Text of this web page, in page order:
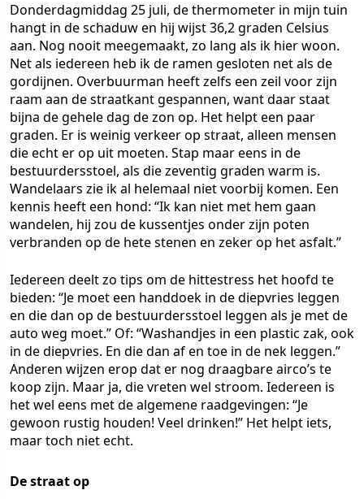
Donderdagmiddag 25 juli, de thermometer in mijn tuin
hangt in de schaduw en hij wijst 36,2 graden Celsius
aan. Nog nooit meegemaakt, zo lang als ik hier woon.
Net als iedereen heb ik de ramen gesloten net als de
gordijnen. Overbuurman heeft zelfs een zeil voor zijn
raam aan de straatkant gespannen, want daar staat
bijna de gehele dag de zon op. Het helpt een paar
graden. Er is weinig verkeer op straat, alleen mensen
die echt er op uit moeten. Stap maar eens in de
bestuurdersstoel, als die zeventig graden warm is.
Wandelaars zie ik al helemaal niet voorbij komen. Een
kennis heeft een hond: “Ik kan niet met hem gaan
wandelen, hij zou de kussentjes onder zijn poten
verbranden op de hete stenen en zeker op het asfalt.”
Iedereen deelt zo tips om de hittestress het hoofd te
bieden: “Je moet een handdoek in de diepvries leggen
en die dan op de bestuurdersstoel leggen als je met de
auto weg moet.” Of: “Washandjes in een plastic zak, ook
in de diepvries. En die dan af en toe in de nek leggen.”
Anderen wijzen erop dat er nog draagbare airco’s te
koop zijn. Maar ja, die vreten wel stroom. Iedereen is
het wel eens met de algemene raadgevingen: “Je
gewoon rustig houden! Veel drinken!” Het helpt iets,
maar toch niet echt.
De straat op